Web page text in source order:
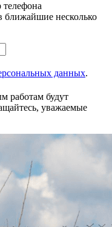
ближайшие несколько
данных.
работам будут
уважаемые